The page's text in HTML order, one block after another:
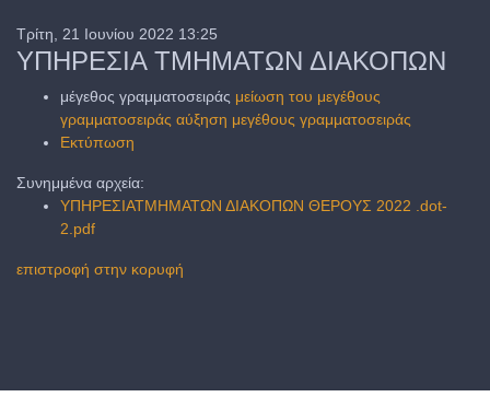
Τρίτη, 21 Ιουνίου 2022 13:25
ΥΠΗΡΕΣΙΑ ΤΜΗΜΑΤΩΝ ΔΙΑΚΟΠΩΝ
μέγεθος γραμματοσειράς μείωση του μεγέθους
γραμματοσειράς αύξηση μεγέθους γραμματοσειράς
Εκτύπωση
Συνημμένα αρχεία:
ΥΠΗΡΕΣΙΑΤΜΗΜΑΤΩΝ ΔΙΑΚΟΠΩΝ ΘΕΡΟΥΣ 2022 .dot-
2.pdf
επιστροφή στην κορυφή